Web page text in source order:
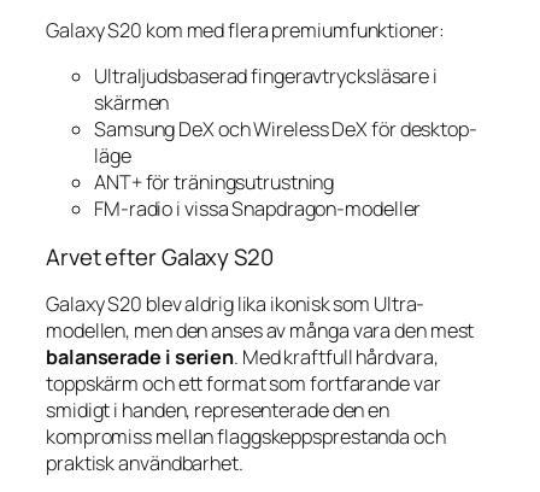
Galaxy S20 kom med flera premiumfunktioner:
Ultraljudsbaserad fingeravtrycksläsare i
skärmen
Samsung DeX och Wireless DeX för desktop-
läge
ANT+ för träningsutrustning
FM-radio i vissa Snapdragon-modeller
Arvet efter Galaxy S20
Galaxy S20 blev aldrig lika ikonisk som Ultra-
modellen, men den anses av många vara den mest
balanserade i serien. Med kraftfull hårdvara,
toppskärm och ett format som fortfarande var
smidigt i handen, representerade den en
kompromiss mellan flaggskeppsprestanda och
praktisk användbarhet.